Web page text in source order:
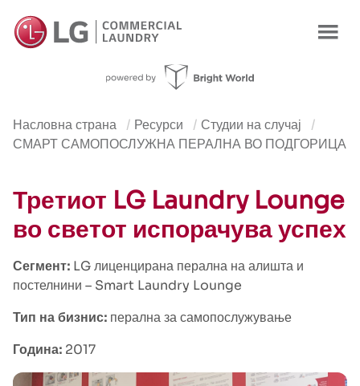
Насловна страна Ресурси
Студии на случај
СМАРТ САМОПОСЛУЖНА ПЕРАЛНА ВО ПОДГОРИЦА
Третиот LG Laundry Lounge
во светот испорачува успех
Сегмент: LG лиценцирана перална на алишта и
постелнини – Smart Laundry Lounge
Тип на бизнис: перална за самопослужување
Година: 2017